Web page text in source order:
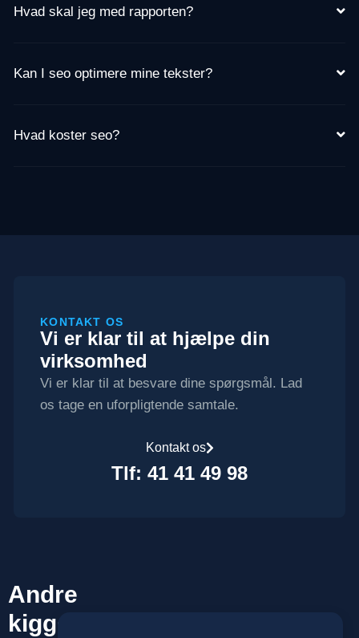
Hvad skal jeg med rapporten?
Kan I seo optimere mine tekster?
Hvad koster seo?
KONTAKT OS
Vi er klar til at hjælpe din
virksomhed
Vi er klar til at besvare dine spørgsmål. Lad
os tage en uforpligtende samtale.
Kontakt os
Tlf: 41 41 49 98
Andre
kiggede